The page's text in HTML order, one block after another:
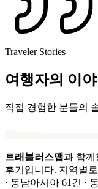
Traveler Stories
여행자의 이야
직접 경험한 분들의
트래블러스맵과 함께
후기입니다. 지역별로
· 동남아시아 61건 ·